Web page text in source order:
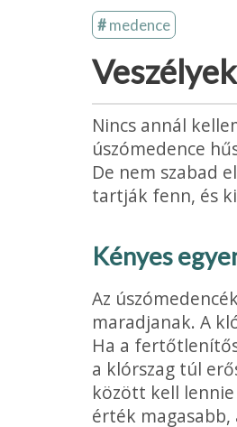
medence
Nincs annál
úszómedence
De nem szabad
tartják fenn, és
Kényes
Az
maradjanak. A
Ha a
a klór­szag túl
között kell
érték